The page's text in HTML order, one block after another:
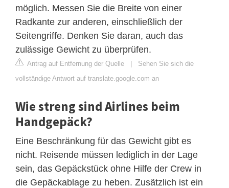
möglich. Messen Sie die Breite von einer
Radkante zur anderen, einschließlich der
Seitengriffe. Denken Sie daran, auch das
zulässige Gewicht zu überprüfen.
Antrag auf Entfernung der Quelle | Sehen Sie sich die
vollständige Antwort auf translate.google.com an
Wie streng sind Airlines beim
Handgepäck?
Eine Beschränkung für das Gewicht gibt es
nicht. Reisende müssen lediglich in der Lage
sein, das Gepäckstück ohne Hilfe der Crew in
die Gepäckablage zu heben. Zusätzlich ist ein